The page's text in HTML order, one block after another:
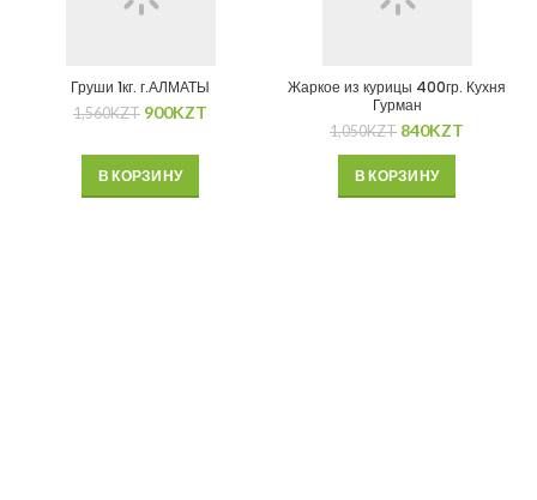
Груши 1кг. г.АЛМАТЫ
1,560KZT 900KZT
В КОРЗИНУ
Жаркое из курицы 400гр. Кухня
Гурман
1,050KZT 840KZT
В КОРЗИНУ